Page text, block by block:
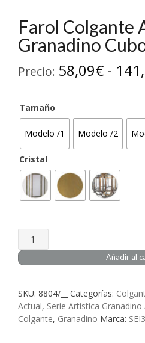
Farol Colgante
Granadino
Precio: 58,09€ -
Tamaño
Modelo /1 Modelo /2
Cristal
Farol
Colgante
Artesanal
Cubo
8804
Añadir al
SKU: 8804/__ Categorías:
Actual, Serie Artística Granadino
Colgante, Granadino Marca: SEI3